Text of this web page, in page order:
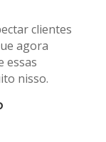
clientes
agora
essas
nisso.